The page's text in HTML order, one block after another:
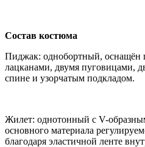
Состав костюма
Пиджак: однобортный, оснащён
лацканами, двумя пуговицами,
спине и узорчатым подкладом.
Жилет: однотонный с V-
основного материала
благодаря эластичной ленте